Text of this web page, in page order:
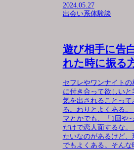
2024.05.27
出会い系体験談
遊び相手に告
れた時に振る
セフレやワンナイトの
に付き合って欲しいと
気を出されることって
る。わりとよくある。
マとかでも、「1回や
だけで恋人面するな。
たいなのがあるけど、
でもよくある。そんな